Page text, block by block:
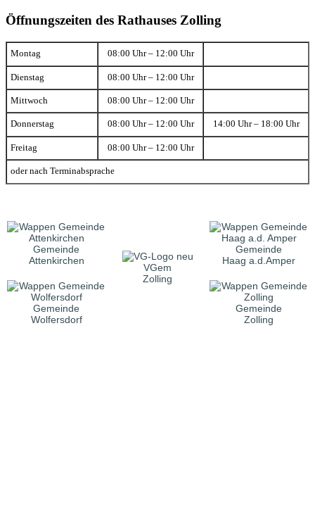
Öffnungszeiten des Rathauses Zolling
Montag 08:00 Uhr – 12:00 Uhr
Dienstag 08:00 Uhr – 12:00 Uhr
Mittwoch 08:00 Uhr – 12:00 Uhr
Donnerstag 08:00 Uhr – 12:00 Uhr 14:00 Uhr – 18:00 Uhr
Freitag 08:00 Uhr – 12:00 Uhr
oder nach Terminabsprache
Gemeinde
Attenkirchen
VGem
Zolling
Gemeinde
Haag a.d.Amper
Gemeinde
Wolfersdorf
Gemeinde
Zolling